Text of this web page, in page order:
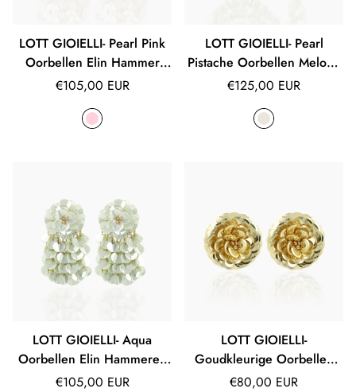
LOTT GIOIELLI- Pearl Pink
Oorbellen Elin Hammer
Waterfall S
Normale
€105,00 EUR
LOTT GIOIELLI- Pearl
Pistache Oorbellen Melody
Fan Shaped Flower L
Normale
€125,00 EUR
LOTT GIOIELLI- Aqua
Oorbellen Elin Hammered
Waterfall S
Normale
€105,00 EUR
LOTT GIOIELLI-
Goudkleurige Oorbellen
Athena Sequin Flower S
Normale
€80,00 EUR